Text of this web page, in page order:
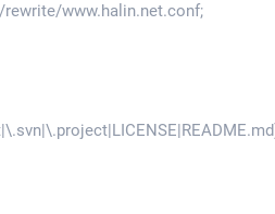
www.halin.net.conf;